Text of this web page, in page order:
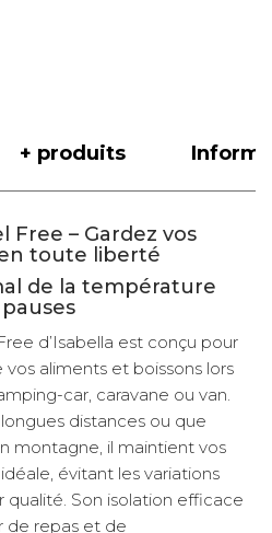
+ produits
Free – Gardez vos
toute liberté
de la température
d’Isabella est conçu pour
aliments et boissons lors
car, caravane ou van.
distances ou que
montagne, il maintient vos
évitant les variations
qualité. Son isolation efficace
de repas et de